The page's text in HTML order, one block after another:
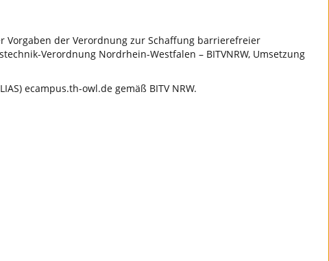
Vorgaben der Verordnung zur Schaffung barrierefreier
Verordnung Nordrhein-Westfalen – BITVNRW, Umsetzung
ecampus.th-owl.de gemäß BITV NRW.